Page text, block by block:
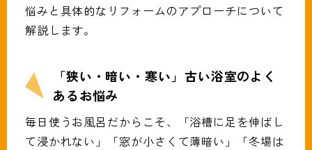
悩みと具体的なリフォームのアプローチについて
解説します。
「狭い・暗い・寒い」古い浴室のよく
あるお悩み
毎日使うお風呂だからこそ、「浴槽に足を伸ばし
て浸かれない」「窓が小さくて薄暗い」「冬場は